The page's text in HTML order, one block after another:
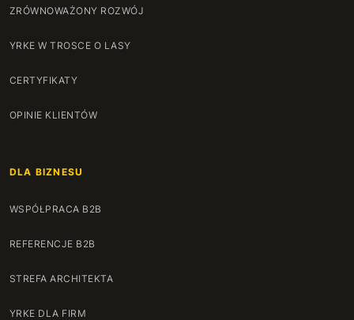
ZRÓWNOWAŻONY ROZWÓJ
YRKE W TROSCE O LASY
CERTYFIKATY
OPINIE KLIENTÓW
DLA BIZNESU
WSPÓŁPRACA B2B
REFERENCJE B2B
STREFA ARCHITEKTA
YRKE DLA FIRM